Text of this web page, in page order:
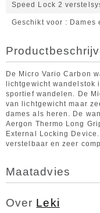
Speed Lock 2
Geschikt voor Dames
De Micro Vario Carbon
lichtgewicht
sportief wandelen. De
van lichtgewicht maar
dames als heren. De
Aergon Thermo Long
External Locking
verstelbaar en zeer
Maatadvies
Over Leki